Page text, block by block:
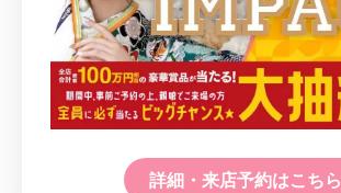
詳細・来店予約はこちら